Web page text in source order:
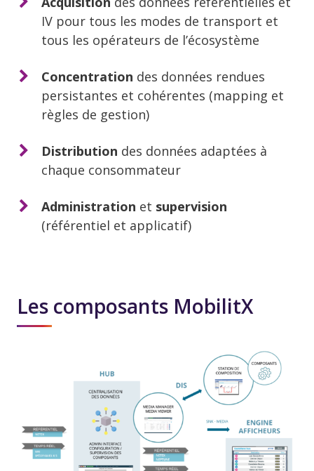
IV pour tous les modes de transport et
tous les opérateurs de l’écosystème
Concentration des données rendues
persistantes et cohérentes (mapping et
règles de gestion)
Distribution des données adaptées à
chaque consommateur
Administration et supervision
(référentiel et applicatif)
Les composants MobilitX